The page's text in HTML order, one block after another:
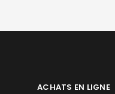
ACHATS EN LIGNE